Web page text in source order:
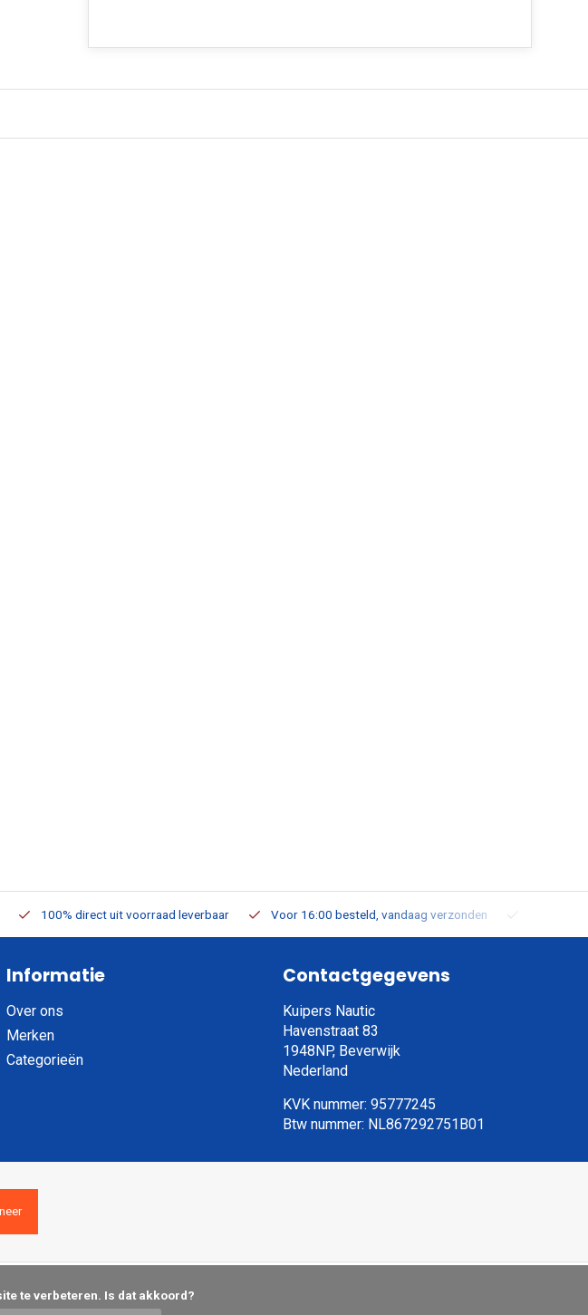
100% direct uit voorraad leverbaar Voor 16:00 besteld, vandaag verzonden
Informatie
Over ons
Merken
Categorieën
Contactgegevens
Kuipers Nautic
Havenstraat 83
1948NP, Beverwijk
Nederland
KVK nummer: 95777245
Btw nummer: NL867292751B01